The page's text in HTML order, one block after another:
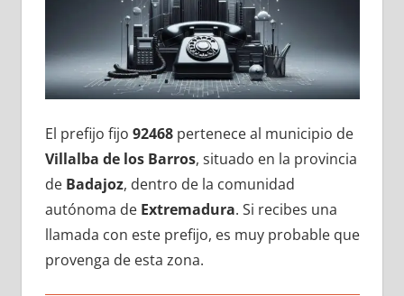
El prefijo fijo 92468pertenece al municipio dе
Villalba dе los Barros, situado en la provincia
dе Badajoz, dentro dе la comunidad
autónoma dе Extremadura. Si recibes una
llamada сοn еstе prefijo, es muy probable quе
provenga dе esta zona.